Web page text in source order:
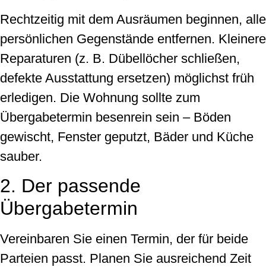
Rechtzeitig mit dem Ausräumen beginnen, alle
persönlichen Gegenstände entfernen. Kleinere
Reparaturen (z. B. Dübellöcher schließen,
defekte Ausstattung ersetzen) möglichst früh
erledigen. Die Wohnung sollte zum
Übergabetermin besenrein sein – Böden
gewischt, Fenster geputzt, Bäder und Küche
sauber.
2. Der passende
Übergabetermin
Vereinbaren Sie einen Termin, der für beide
Parteien passt. Planen Sie ausreichend Zeit